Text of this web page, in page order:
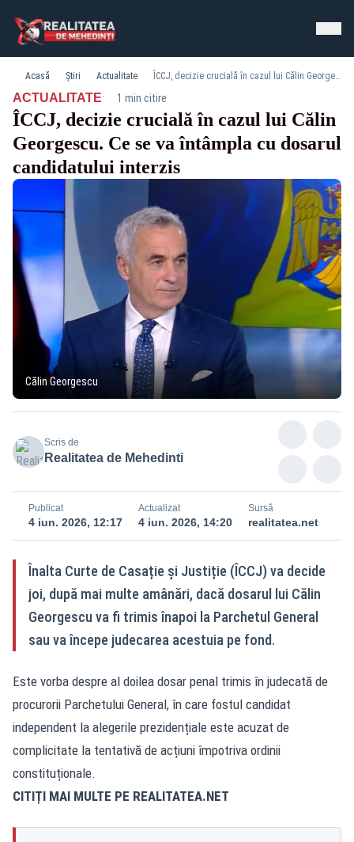
Acasă Știri Actualitate ÎCCJ, decizie crucială în cazul lui Călin Georgescu. Ce se va întâmpla cu dosarul candidatului interzis
ACTUALITATE· 1 min citire
ÎCCJ, decizie crucială în cazul lui Călin
Georgescu. Ce se va întâmpla cu dosarul
candidatului interzis
Călin Georgescu
Scris de
Realitatea de Mehedinti
Publicat
4 iun. 2026, 12:17
Actualizat
4 iun. 2026, 14:20
Sursă
realitatea.net
Înalta Curte de Casație și Justiție (ÎCCJ) va decide
joi, după mai multe amânări, dacă dosarul lui Călin
Georgescu va fi trimis înapoi la Parchetul General
sau va începe judecarea acestuia pe fond.
Este vorba despre al doilea dosar penal trimis în judecată de
procurorii Parchetului General, în care fostul candidat
independent la alegerile prezidențiale este acuzat de
complicitate la tentativă de acțiuni împotriva ordinii
constituționale.
CITIȚI MAI MULTE PE REALITATEA.NET